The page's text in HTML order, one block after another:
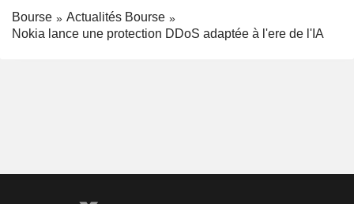
Bourse
Actualités Bourse
Nokia lance une protection DDoS adaptée à l'ere de l'IA